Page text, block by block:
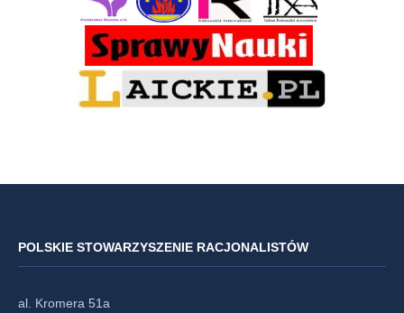
POLSKIE STOWARZYSZENIE RACJONALISTÓW
al. Kromera 51a